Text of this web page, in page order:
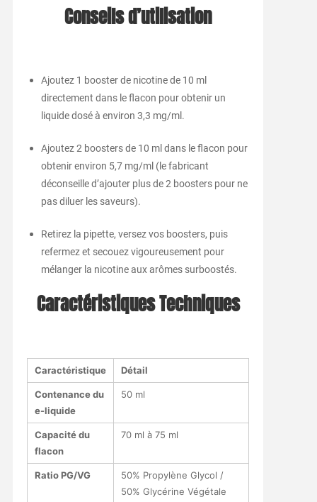
Conseils d’utilisation
Ajoutez 1 booster de nicotine de 10 ml
directement dans le flacon pour obtenir un
liquide dosé à environ 3,3 mg/ml.
Ajoutez 2 boosters de 10 ml dans le flacon pour
obtenir environ 5,7 mg/ml (le fabricant
déconseille d’ajouter plus de 2 boosters pour ne
pas diluer les saveurs).
Retirez la pipette, versez vos boosters, puis
refermez et secouez vigoureusement pour
mélanger la nicotine aux arômes surboostés.
Caractéristiques Techniques
Caractéristique Détail
Contenance du
e-liquide
50 ml
Capacité du
flacon
70 ml à 75 ml
Ratio PG/VG
50% Propylène Glycol /
50% Glycérine Végétale